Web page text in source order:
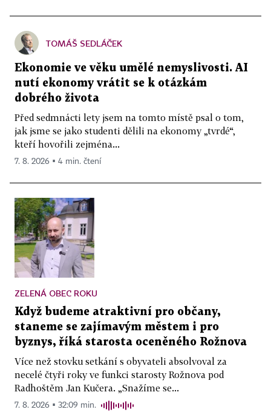
TOMÁŠ SEDLÁČEK
Ekonomie ve věku umělé nemyslivosti. AI
nutí ekonomy vrátit se k otázkám
dobrého života
Před sedmnácti lety jsem na tomto místě psal o tom,
jak jsme se jako studenti dělili na ekonomy „tvrdé“,
kteří hovořili zejména...
7. 8. 2026 ▪ 4 min. čtení
ZELENÁ OBEC ROKU
Když budeme atraktivní pro občany,
staneme se zajímavým městem i pro
byznys, říká starosta oceněného Rožnova
Více než stovku setkání s obyvateli absolvoval za
necelé čtyři roky ve funkci starosty Rožnova pod
Radhoštěm Jan Kučera. „Snažíme se...
7. 8. 2026 ▪ 32:09 min.